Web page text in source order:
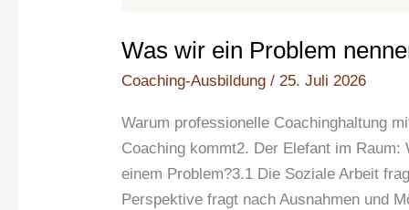
Was wir ein Problem
Coaching-Ausbildung / 25. Juli 2026
Warum professionelle Coachinghaltung
Coaching kommt2. Der Elefant im
einem Problem?3.1 Die Soziale Arbeit
Perspektive fragt nach Ausnahmen und